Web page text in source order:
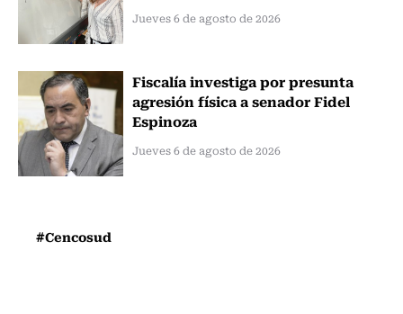
Jueves 6 de agosto de 2026
Fiscalía investiga por presunta
agresión física a senador Fidel
Espinoza
Jueves 6 de agosto de 2026
#Cencosud